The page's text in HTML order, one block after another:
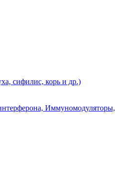
сифилис, корь и др.)
Иммуномодуляторы,